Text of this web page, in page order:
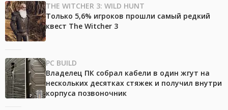
THE WITCHER 3: WILD HUNT
Только 5,6% игроков прошли самый редкий
квест The Witcher 3
PC BUILD
Владелец ПК собрал кабели в один жгут на
нескольких десятках стяжек и получил внутри
корпуса позвоночник